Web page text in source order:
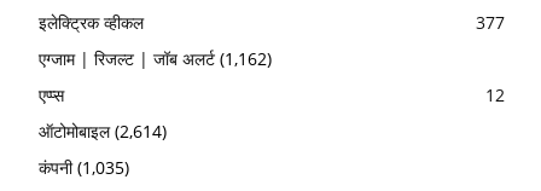
इलेक्ट्रिक व्हीकल
377
एग्जाम | रिजल्ट | जॉब अलर्ट (1,162)
एप्प्स
12
ऑटोमोबाइल(2,614)
कंपनी(1,035)